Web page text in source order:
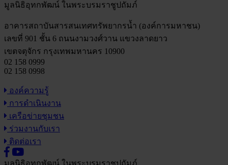
มูลนิธิอุทกพัฒน์ ในพระบรมราชูปถัมภ์
อาคารสถาบันสารสนเทศทรัพยากรน้ำ (องค์การมหาชน)
เลขที่ 901 ชั้น 6 ถนนงามวงศ์วาน แขวงลาดยาว
เขตจตุจักร กรุงเทพมหานคร 10900
02 158 0999
02 158 0998
องค์ความรู้
การดำเนินงาน
เครือข่ายชุมชน
ร่วมงานกับเรา
ติดต่อเรา